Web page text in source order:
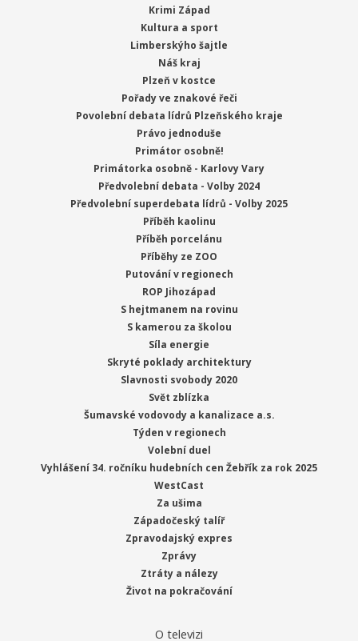
Krimi Západ
Kultura a sport
Limberskýho šajtle
Náš kraj
Plzeň v kostce
Pořady ve znakové řeči
Povolební debata lídrů Plzeňského kraje
Právo jednoduše
Primátor osobně!
Primátorka osobně - Karlovy Vary
Předvolební debata - Volby 2024
Předvolební superdebata lídrů - Volby 2025
Příběh kaolinu
Příběh porcelánu
Příběhy ze ZOO
Putování v regionech
ROP Jihozápad
S hejtmanem na rovinu
S kamerou za školou
Síla energie
Skryté poklady architektury
Slavnosti svobody 2020
Svět zblízka
Šumavské vodovody a kanalizace a.s.
Týden v regionech
Volební duel
Vyhlášení 34. ročníku hudebních cen Žebřík za rok 2025
WestCast
Za ušima
Západočeský talíř
Zpravodajský expres
Zprávy
Ztráty a nálezy
Život na pokračování
O televizi